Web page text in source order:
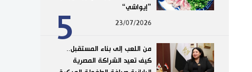
5
”إيواشي“
23/07/2026
من اللعب إلى بناء المستقبل..
كيف تعيد الشراكة المصرية